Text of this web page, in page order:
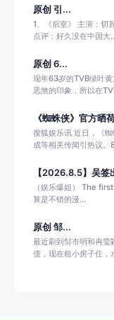
原创 引...
1、《后室》 主演：切
点评：好久没在中国大
原创 6...
现年63岁的TVB绿叶
恶煞的印象，所以在
《蜘蛛侠》官方晒
搜狐娱乐讯 近日，《
成等相关传闻引热议
【2026.8.5】吴签
（娱乐爆姐） The
算是不错的漫...
原创 邹...
最近刷到邹市明和冉莹
债，现在租小房子住，